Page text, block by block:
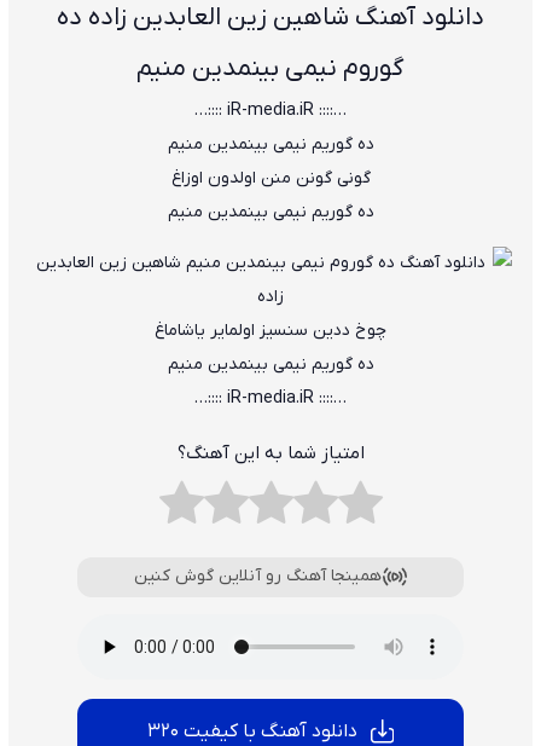
دانلود آهنگ شاهین زین العابدین زاده ده
گوروم نیمی بینمدین منیم
…:::: iR-media.iR ::::…
ده گوریم نیمی بینمدین منیم
گونی گونن منن اولدون اوزاغ
ده گوریم نیمی بینمدین منیم
چوخ ددین سنسیز اولمایر یاشاماغ
ده گوریم نیمی بینمدین منیم
…:::: iR-media.iR ::::…
امتیاز شما به این آهنگ؟
همینجا آهنگ رو آنلاین گوش کنین
دانلود آهنگ با کیفیت 320